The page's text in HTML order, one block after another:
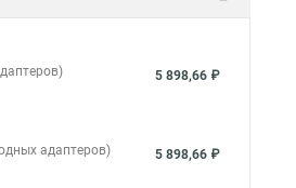
5 898,66 ₽
адаптеров) 5 898,66 ₽